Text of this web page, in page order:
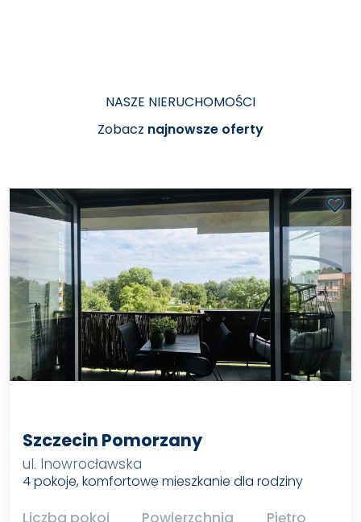
NASZE NIERUCHOMOŚCI
Zobacz najnowsze oferty
Szczecin Pomorzany
ul. Inowrocławska
4 pokoje, komfortowe mieszkanie dla rodziny
Liczba pokoi Powierzchnia Piętro